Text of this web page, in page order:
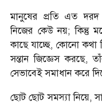
মানুষের প্রতি এত
নিজের কেউ নয়;কিন্তু
কাছে যাচ্ছে, কোনো কথা
সন্তান জিজ্ঞেস করছে,
সেভাবেই সমাধান করে
ছোট ছোট সমস্যা নিয়ে,